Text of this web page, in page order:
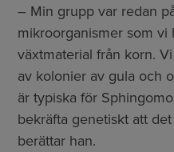
– Min grupp var redan
mikroorganismer som
växtmaterial från korn.
av kolonier av gula och
är typiska för
bekräfta genetiskt att
berättar han.